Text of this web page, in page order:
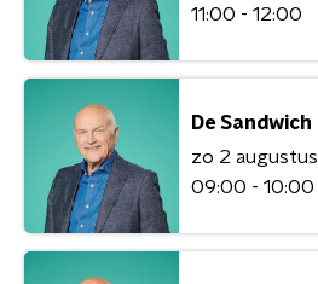
11:00 - 12:00
De Sandwich
zo 2 augustus
09:00 - 10:00